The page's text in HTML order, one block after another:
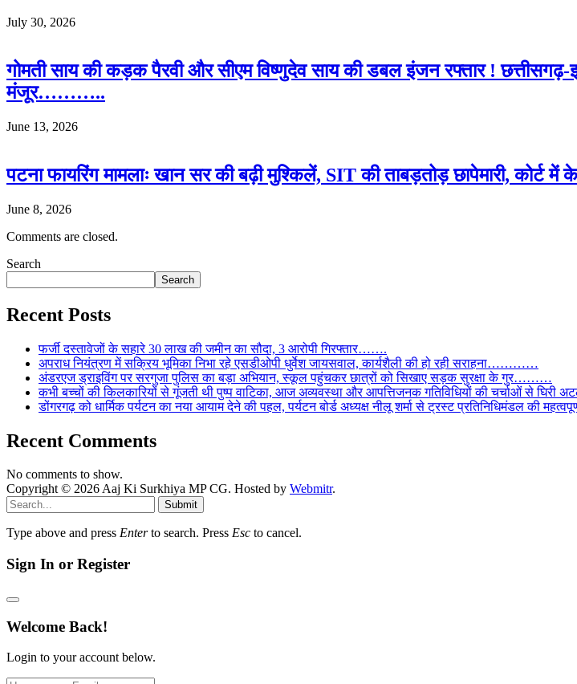
July 30, 2026
गोमती साय की कड़क पैरवी और सीएम विष्णुदेव साय की डबल इंजन रफ्तार !
मंजूर………..
June 13, 2026
पटना फायरिंग मामलाः खान सर की बढ़ी मुश्किलें, SIT की ताबड़तोड़ छापेमारी, कोर्ट में
June 8, 2026
Comments are closed.
Search
Search
Recent Posts
फर्जी दस्तावेजों के सहारे 30 लाख की जमीन का सौदा, 3 आरोपी गिरफ्तार…….
अपराध नियंत्रण में सक्रिय भूमिका निभा रहे एसडीओपी धुर्वेश जायसवाल, कार्यशैली की हो रही सराहना…………
अंडरएज ड्राइविंग पर सरगुजा पुलिस का बड़ा अभियान, स्कूल पहुंचकर छात्रों को सिखाए सड़क सुरक्षा के गुर………
कभी बच्चों की किलकारियों से गूंजती थी पुष्प वाटिका, आज अव्यवस्था और आपत्तिजनक गतिविधियों की चर्चाओं से घिरी
डोंगरगढ़ को धार्मिक पर्यटन का नया आयाम देने की पहल, पर्यटन बोर्ड अध्यक्ष नीलू शर्मा से ट्रस्ट प्रतिनिधिमंडल की
Recent Comments
No comments to show.
Copyright © 2026 Aaj Ki Surkhiya MP CG. Hosted by Webmitr.
Submit
Type above and press Enterto search. Press Esc to cancel.
Sign In or Register
Welcome Back!
Login to your account below.